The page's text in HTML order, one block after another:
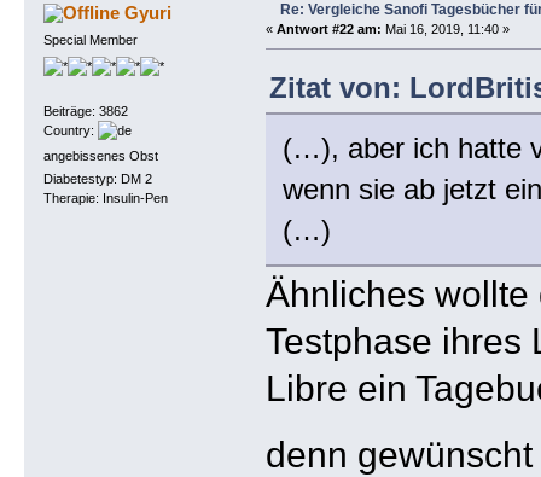
Gyuri
Special Member
Beiträge: 3862
Country:
angebissenes Obst
Diabetestyp: DM 2
Therapie: Insulin-Pen
Re: Vergleiche Sanofi Tagesbücher
« Antwort #22 am: Mai 16, 2019, 11:40 »
Zitat von:
(…), aber ich hatte
wenn sie ab jetzt
(…)
Ähnliches
Testphase ihres
Libre ein
denn